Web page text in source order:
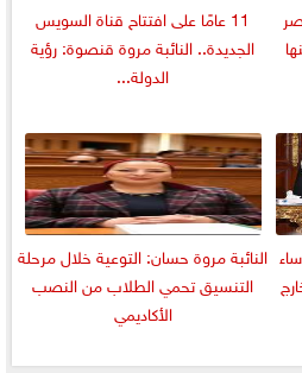
11 عامًا على افتتاح قناة السويس
الجديدة.. النائبة مروة قنصوة: رؤية
الدولة...
النائبة مروة حسان: التوعية خلال مرحلة
التنسيق تحمي الطلاب من النصب
الأكاديمي